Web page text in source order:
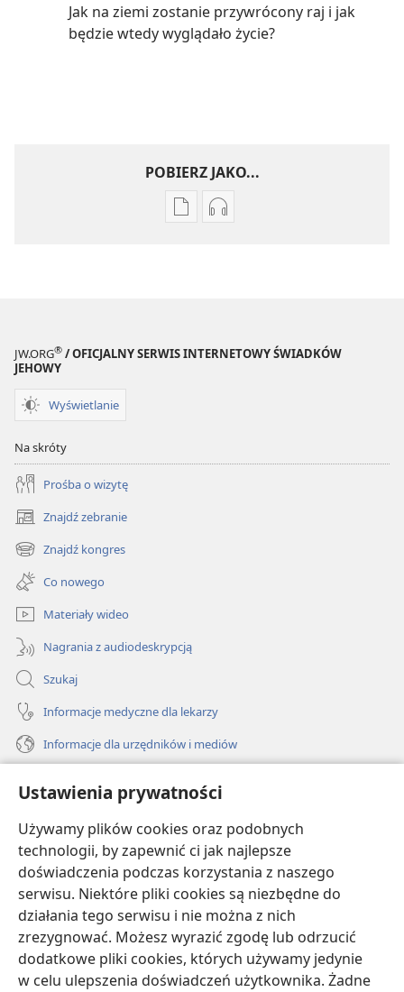
Ustawienia prywatności
Używamy plików cookies oraz podobnych
technologii, by zapewnić ci jak najlepsze
doświadczenia podczas korzystania z naszego
serwisu. Niektóre pliki cookies są niezbędne do
działania tego serwisu i nie można z nich
zrezygnować. Możesz wyrazić zgodę lub odrzucić
dodatkowe pliki cookies, których używamy jedynie
w celu ulepszenia doświadczeń użytkownika. Żadne
Jak na ziemi zostanie przywrócony raj i jak
będzie wtedy wyglądało życie?
POBIERZ JAKO...
UstawieniaUstawienia
JW.ORG® / OFICJALNY SERWIS INTERNETOWY ŚWIADKÓW
JEHOWY
Wyświetlanie
Na skróty
Prośba o wizytę
Znajdź zebranie
(opens
new
window)
Znajdź kongres
(opens
new
window)
Co nowego
Materiały wideo
Nagrania z audiodeskrypcją
Szukaj
Informacje medyczne dla lekarzy
Informacje dla urzędników i mediów
Darowizny
(opens
new
window)BIBLIOTEKA INTERNETOWA Strażnicy
(opens
new
window)JW Hub
(opens
new
window)JW Library